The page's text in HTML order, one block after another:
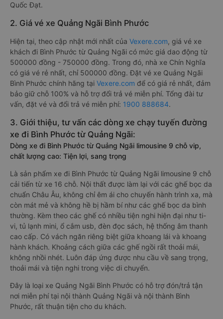
Quốc Đạt.
2. Giá vé xe Quảng Ngãi Bình Phước
Hiện tại, theo cập nhật mới nhất của Vexere.com, giá vé xe
khách đi Bình Phước từ Quảng Ngãi có mức giá dao động từ
500000 đồng - 750000 đồng. Trong đó, nhà xe Chín Nghĩa
có giá vé rẻ nhất, chỉ 500000 đồng. Đặt vé xe Quảng Ngãi
Bình Phước chính hãng tại Vexere.com để có giá rẻ nhất, đảm
bảo giữ chỗ 100% và hỗ trợ đổi trả vé miễn phí. Tổng đài tư
vấn, đặt vé và đổi trả vé miễn phí: 1900 888684.
3. Giới thiệu, tư vấn các dòng xe chạy tuyến đường
xe đi Bình Phước từ Quảng Ngãi:
Dòng xe đi Bình Phước từ Quảng Ngãi limousine 9 chỗ vip,
chất lượng cao: Tiện lợi, sang trọng
Là sản phẩm xe đi Bình Phước từ Quảng Ngãi limousine 9 chỗ
cải tiến từ xe 16 chỗ. Nội thất được làm lại với các ghế bọc da
chuẩn Châu Âu, không chỉ êm ái cho chuyến hành trình xa, mà
còn mát mẻ và không hề bị hầm bí như các ghế bọc da bình
thường. Kèm theo các ghế có nhiều tiện nghi hiện đại như ti-
vi, tủ lạnh mini, ổ cắm usb, đèn đọc sách, hệ thống âm thanh
cao cấp. Có vách ngăn riêng biệt giữa khoang lái và khoang
hành khách. Khoảng cách giữa các ghế ngồi rất thoải mái,
không nhồi nhét. Luôn đáp ứng được nhu cầu về sang trọng,
thoải mái và tiện nghi trong việc di chuyển.
Đây là loại xe Quảng Ngãi Bình Phước có hỗ trợ đón/trả tận
nơi miễn phí tại nội thành Quảng Ngãi và nội thành Bình
Phước, rất thuận tiện cho du khách.